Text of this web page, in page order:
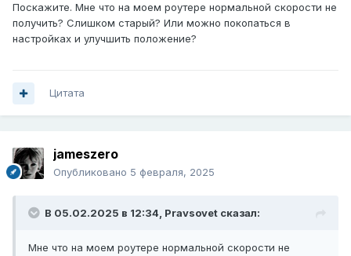
Поскажите. Мне что на моем роутере нормальной скорости не
получить? Слишком старый? Или можно покопаться в
настройках и улучшить положение?
Цитата
jameszero
Опубликовано 5 февраля, 2025
В 05.02.2025 в 12:34, Pravsovet сказал:
Мне что на моем роутере нормальной скорости не